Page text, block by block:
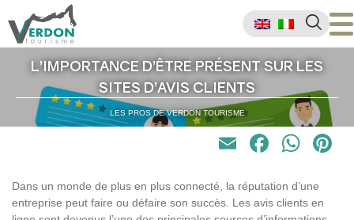
L’IMPORTANCE D’ÊTRE PRÉSENT SUR LES
SITES D’AVIS CLIENTS
LES PROS DE VERDON TOURISME
Email
Dans un monde de plus en plus connecté, la réputation d’une
entreprise peut faire ou défaire son succès. Les avis clients en